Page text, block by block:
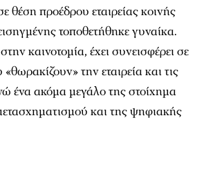
προέδρου εταιρείας κοινής
τοποθετήθηκε γυναίκα.
καινοτοµία, έχει συνεισφέρει σε
την εταιρεία και τις
ένα ακόµα µεγάλο της στοίχηµα
και της ψηφιακής